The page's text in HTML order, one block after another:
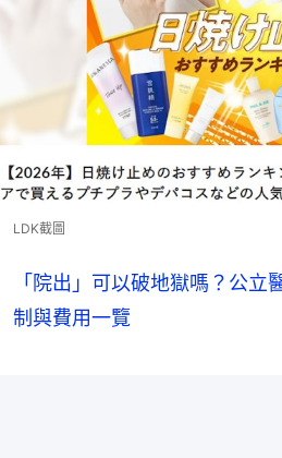
LDK截圖
「院出」可以破地獄嗎？公立
制與費用一覽